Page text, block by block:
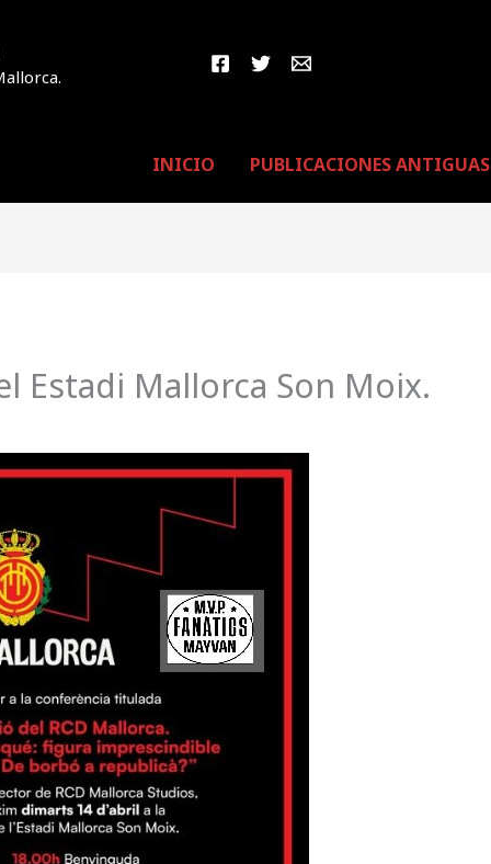
INICIO PUBLICACIONES ANTIGUAS
Estadi Mallorca Son Moix.